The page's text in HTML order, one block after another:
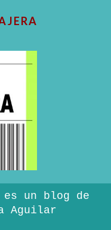
un blog de
Aguilar